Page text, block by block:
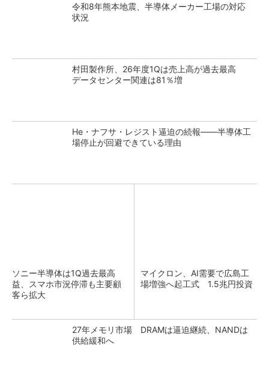
令和8年熊本地震、半導体メーカー工場の対応
状況
村田製作所、26年度1Qは売上高が過去最高
データセンター関連は81％増
He・ナフサ・レジスト逼迫の続報――半導体工
場停止が回避できている理由
ソニー半導体は1Q過去最高
益、スマホ市況停滞も主要顧
客ら拡大
マイクロン、AI需要で広島工
場増強へ起工式 1.5兆円投資
27年メモリ市場 DRAMは逼迫継続、NANDは
供給緩和へ